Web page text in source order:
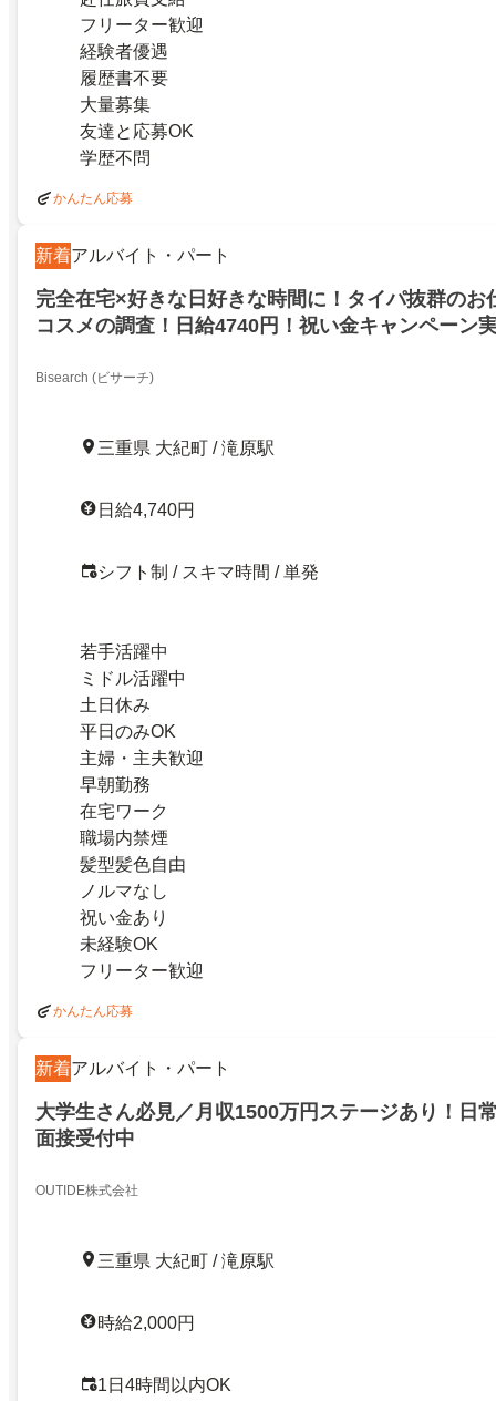
フリーター歓迎
経験者優遇
履歴書不要
大量募集
友達と応募OK
学歴不問
かんたん応募
新着アルバイト・パート
完全在宅×好きな日好きな時間に！タイパ抜群のお
コスメの調査！日給4740円！祝い金キャンペーン
Bisearch (ビサーチ)
三重県 大紀町 / 滝原駅
日給4,740円
シフト制 / スキマ時間 / 単発
若手活躍中
ミドル活躍中
土日休み
平日のみOK
主婦・主夫歓迎
早朝勤務
在宅ワーク
職場内禁煙
髪型髪色自由
ノルマなし
祝い金あり
未経験OK
フリーター歓迎
かんたん応募
新着アルバイト・パート
大学生さん必見／月収1500万円ステージあり！日
面接受付中
OUTIDE株式会社
三重県 大紀町 / 滝原駅
時給2,000円
1日4時間以内OK